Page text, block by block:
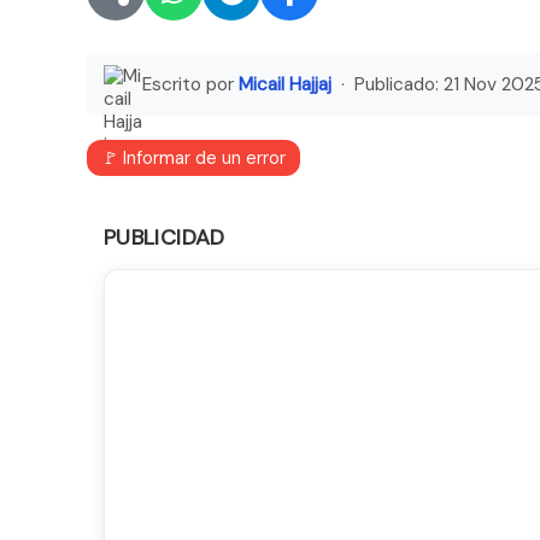
Escrito por Micail Hajjaj · Publicado: 21 Nov
🚩 Informar de un error
PUBLICIDAD